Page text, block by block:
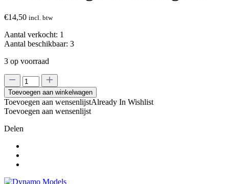
€14,50 incl. btw
Aantal verkocht: 1
Aantal beschikbaar: 3
3 op voorraad
Dynamo
1/72
WSS
–
Panther
Taking
aantal
Toevoegen aan winkelwagen
Toevoegen aan wensenlijstAlready In Wishlist
Toevoegen aan wensenlijst
Delen